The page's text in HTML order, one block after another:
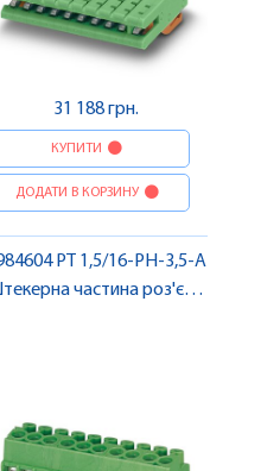
31 188 грн.
КУПИТИ
ДОДАТИ В КОРЗИНУ
PT 1,5/16-PH-3,5-A
частина роз'єму